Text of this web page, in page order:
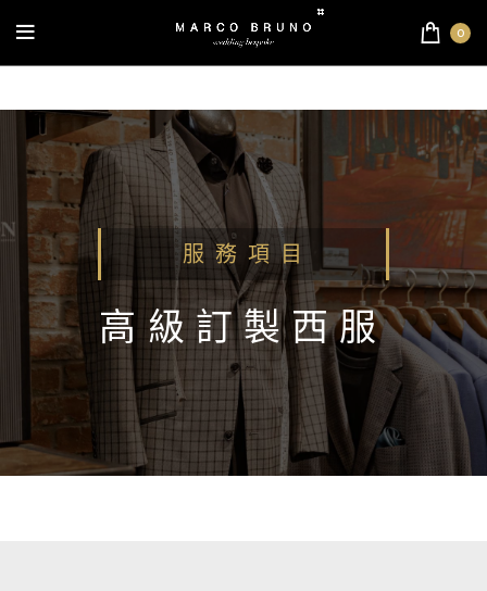
0
服 務 項 目
高級訂製西服